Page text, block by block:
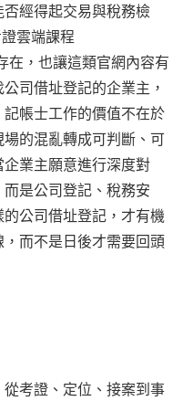
經得起交易與稅務檢
雲端課程
在，也讓這類官網內容有
司借址登記的企業主，
帳士工作的價值不在於
的混亂轉成可判斷、可
業主願意進行深度對
是公司登記、稅務安
公司借址登記，才有機
而不是日後才需要回頭
考證、定位、接案到事